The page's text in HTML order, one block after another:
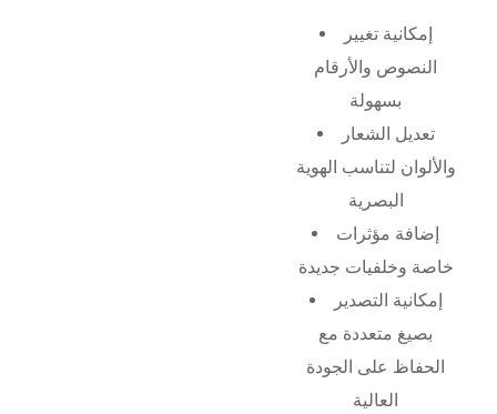
إمكانية تغيير
النصوص والأرقام
بسهولة
تعديل الشعار
والألوان لتناسب الهوية
البصرية
إضافة مؤثرات
خاصة وخلفيات جديدة
إمكانية التصدير
بصيغ متعددة مع
الحفاظ على الجودة
العالية